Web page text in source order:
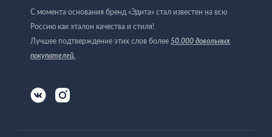
С момента основания бренд «Эдита» стал известен на всю
Россию как эталон качества и стиля!
Лучшее подтверждение этих слов более 50.000 довольных
покупателей.